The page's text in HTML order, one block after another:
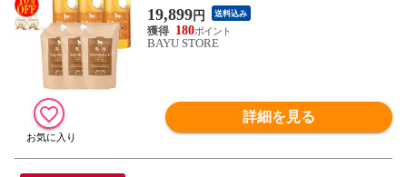
え用 3個 馬油シャンプー 馬油トリートメ
ント 詰め替えセット 旅美人 シャンプー 詰
替 馬油 アズマ商事馬油シャンプー 旅美人
19,899円 送料込み
180
BAYU STORE
詳細を見る